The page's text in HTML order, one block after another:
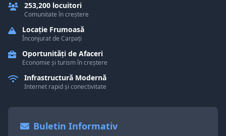
253,200 locuitori
Comunitate în creștere
Locație Frumoasă
Înconjurat de Carpați
Oportunități de Afaceri
Economie și turism în creștere
Infrastructură Modernă
Internet rapid și conectivitate
Buletin Informativ